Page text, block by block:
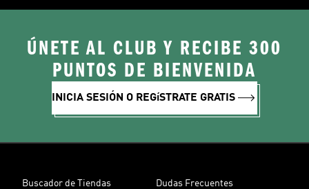
ÚNETE AL CLUB Y RECIBE 300
PUNTOS DE BIENVENIDA
INICIA SESIÓN O REGíSTRATE GRATIS
Buscador de Tiendas Dudas Frecuentes